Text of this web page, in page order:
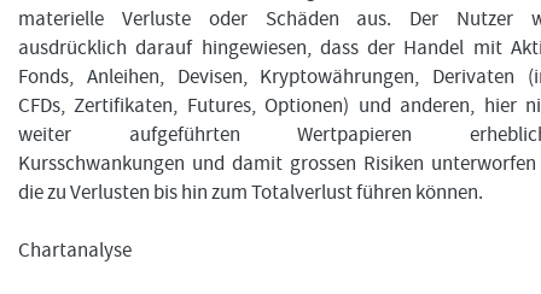
materielle Verluste oder Schäden aus. Der Nutzer
ausdrücklich darauf hingewiesen, dass der Handel mit
Fonds, Anleihen, Devisen, Kryptowährungen, Derivaten
CFDs, Zertifikaten, Futures, Optionen) und anderen, hier
weiter aufgeführten Wertpapieren
Kursschwankungen und damit grossen Risiken
die zu Verlusten bis hin zum Totalverlust führen können.
Chartanalyse